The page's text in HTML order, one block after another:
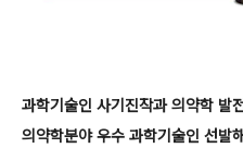
과학기술인 사기진작과 의약학 발
의약학분야 우수 과학기술인 선발